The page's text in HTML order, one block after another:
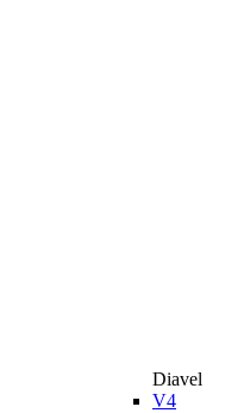
Diavel
V4